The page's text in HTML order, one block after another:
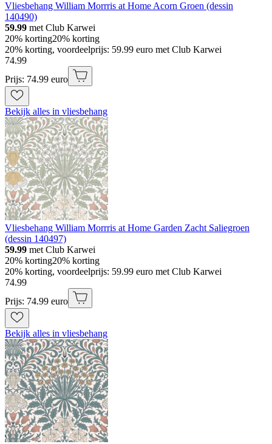
Vliesbehang William Morrris at Home Acorn Groen (dessin
140490)
59.99 met Club Karwei
20% korting20% korting
20% korting, voordeelprijs: 59.99 euro met Club Karwei
74.99
Prijs: 74.99 euro
Bekijk alles in vliesbehang
Vliesbehang William Morrris at Home Garden Zacht Saliegroen
(dessin 140497)
59.99 met Club Karwei
20% korting20% korting
20% korting, voordeelprijs: 59.99 euro met Club Karwei
74.99
Prijs: 74.99 euro
Bekijk alles in vliesbehang